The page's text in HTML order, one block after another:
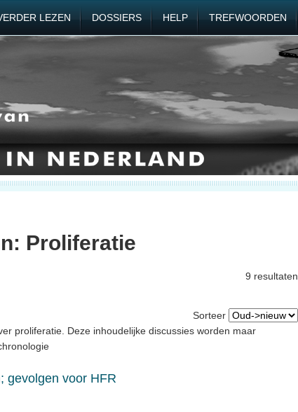
LEZEN DOSSIERS HELP TREFWOORDEN
Proliferatie
9 resultaten
Sorteer
proliferatie. Deze inhoudelijke discussies worden maar
gevolgen voor HFR